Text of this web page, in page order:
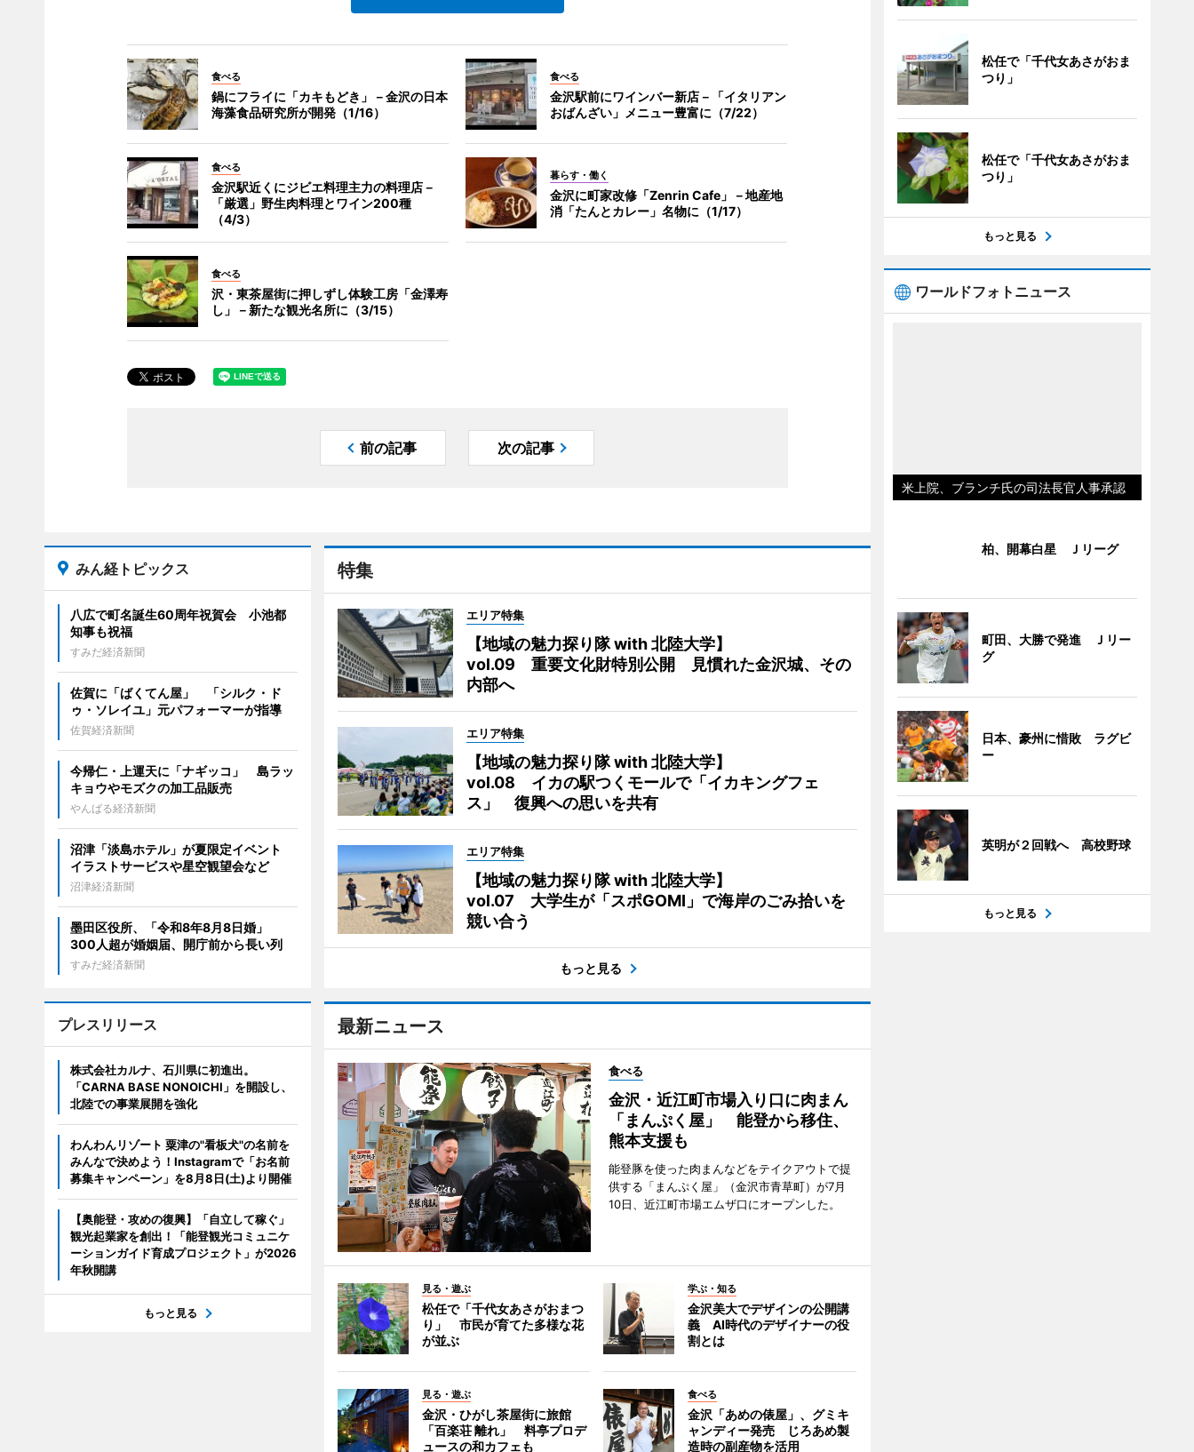
食べる
鍋にフライに「カキもどき」－金沢の日本
海藻食品研究所が開発（1/16）
食べる
金沢駅前にワインバー新店－「イタリアン
おばんざい」メニュー豊富に（7/22）
食べる
金沢駅近くにジビエ料理主力の料理店－
「厳選」野生肉料理とワイン200種
（4/3）
暮らす・働く
金沢に町家改修「Zenrin Cafe」－地産地
消「たんとカレー」名物に（1/17）
食べる
沢・東茶屋街に押しずし体験工房「金澤寿
し」－新たな観光名所に（3/15）
前の記事 次の記事
特集
エリア特集
【地域の魅力探り隊 with 北陸大学】
vol.09 重要文化財特別公開 見慣れた金沢城、その
内部へ
エリア特集
【地域の魅力探り隊 with 北陸大学】
vol.08 イカの駅つくモールで「イカキングフェ
ス」 復興への思いを共有
エリア特集
【地域の魅力探り隊 with 北陸大学】
vol.07 大学生が「スポGOMI」で海岸のごみ拾いを
競い合う
もっと見る
最新ニュース
食べる
金沢・近江町市場入り口に肉まん
「まんぷく屋」 能登から移住、
熊本支援も
能登豚を使った肉まんなどをテイクアウトで提
供する「まんぷく屋」（金沢市青草町）が7月
10日、近江町市場エムザ口にオープンした。
見る・遊ぶ
松任で「千代女あさがおまつ
り」 市民が育てた多様な花
が並ぶ
学ぶ・知る
金沢美大でデザインの公開講
義 AI時代のデザイナーの役
割とは
見る・遊ぶ
金沢・ひがし茶屋街に旅館
「百楽荘 離れ」 料亭プロデ
ュースの和カフェも
食べる
金沢「あめの俵屋」、グミキ
ャンディー発売 じろあめ製
造時の副産物を活用
みん経トピックス
八広で町名誕生60周年祝賀会 小池都
知事も祝福
すみだ経済新聞
佐賀に「ばくてん屋」 「シルク・ド
ゥ・ソレイユ」元パフォーマーが指導
佐賀経済新聞
今帰仁・上運天に「ナギッコ」 島ラッ
キョウやモズクの加工品販売
やんばる経済新聞
沼津「淡島ホテル」が夏限定イベント
イラストサービスや星空観望会など
沼津経済新聞
墨田区役所、「令和8年8月8日婚」
300人超が婚姻届、開庁前から長い列
すみだ経済新聞
プレスリリース
株式会社カルナ、石川県に初進出。
「CARNA BASE NONOICHI」を開設し、
北陸での事業展開を強化
わんわんリゾート 粟津の"看板犬"の名前を
みんなで決めよう！Instagramで「お名前
募集キャンペーン」を8月8日(土)より開催
【奥能登・攻めの復興】「自立して稼ぐ」
観光起業家を創出！「能登観光コミュニケ
ーションガイド育成プロジェクト」が2026
年秋開講
もっと見る
松任で「千代女あさがおま
つり」
松任で「千代女あさがおま
つり」
もっと見る
ワールドフォトニュース
米上院、ブランチ氏の司法長官人事承認
柏、開幕白星 Ｊリーグ
町田、大勝で発進 Ｊリー
グ
日本、豪州に惜敗 ラグビ
ー
英明が２回戦へ 高校野球
もっと見る